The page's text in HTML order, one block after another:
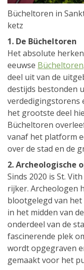
Bücheltoren in
ketz
1. De Bücheltoren
Het absolute
eeuwse Bücheltoren
deel uit van de
destijds bestonden
verdedigingstorens
het grootste deel
Bücheltoren
vanaf het platform
over de stad en de
2. Archeologische
Sinds 2020 is St.
rijker. Archeologen
blootgelegd van
in het midden van
onderdeel van de
fascinerende plek
wordt opgegraven
gemaakt voor het